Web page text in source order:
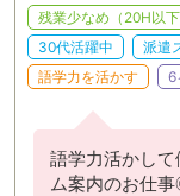
残業少なめ（20H以下
30代活躍中
派遣
語学力を活かす
6
語学力活かし
ム案内のお仕